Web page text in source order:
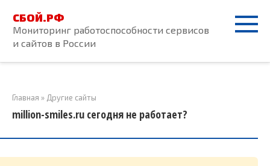
контенту
СБОЙ.РФ
Мониторинг работоспособности сервисов
и сайтов в России
Главная » Другие сайты
million-smiles.ru сегодня не работает?